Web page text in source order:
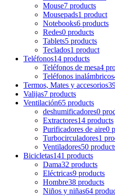
Mouse7 products
Mousepads1 product
Notebooks6 products
Redes0 products
Tablets5 products
Teclados1 product
Teléfonos14 products
Teléfonos de mesa4
Teléfonos inalámbricos
Termos, Mates y accesorios
Valijas7 products
Ventilación65 products
deshumificadores0
Extractores14 products
Purificadores de aire0
Turbocirculadores1
Ventiladores50
Bicicletas141 products
Dama32 products
Eléctricas9 products
Hombre38 products
Niños y niñas64